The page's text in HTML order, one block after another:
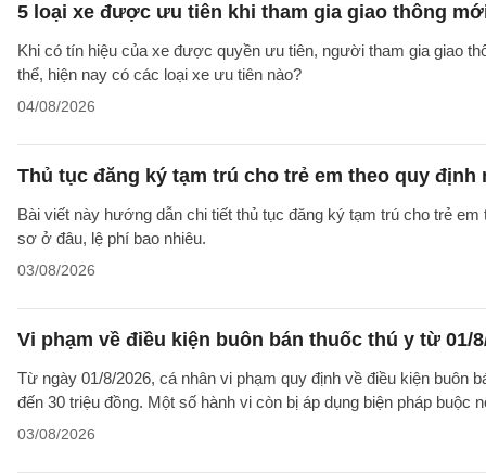
5 loại xe được ưu tiên khi tham gia giao thông
Khi có tín hiệu của xe được quyền ưu tiên, người tham gia giao
thể, hiện nay có các loại xe ưu tiên nào?
04/08/2026
Thủ tục đăng ký tạm trú cho trẻ em theo quy định
Bài viết này hướng dẫn chi tiết thủ tục đăng ký tạm trú cho trẻ
sơ ở đâu, lệ phí bao nhiêu.
03/08/2026
Vi phạm về điều kiện buôn bán thuốc thú y từ 01/
Từ ngày 01/8/2026, cá nhân vi phạm quy định về điều kiện buôn
đến 30 triệu đồng. Một số hành vi còn bị áp dụng biện pháp
03/08/2026